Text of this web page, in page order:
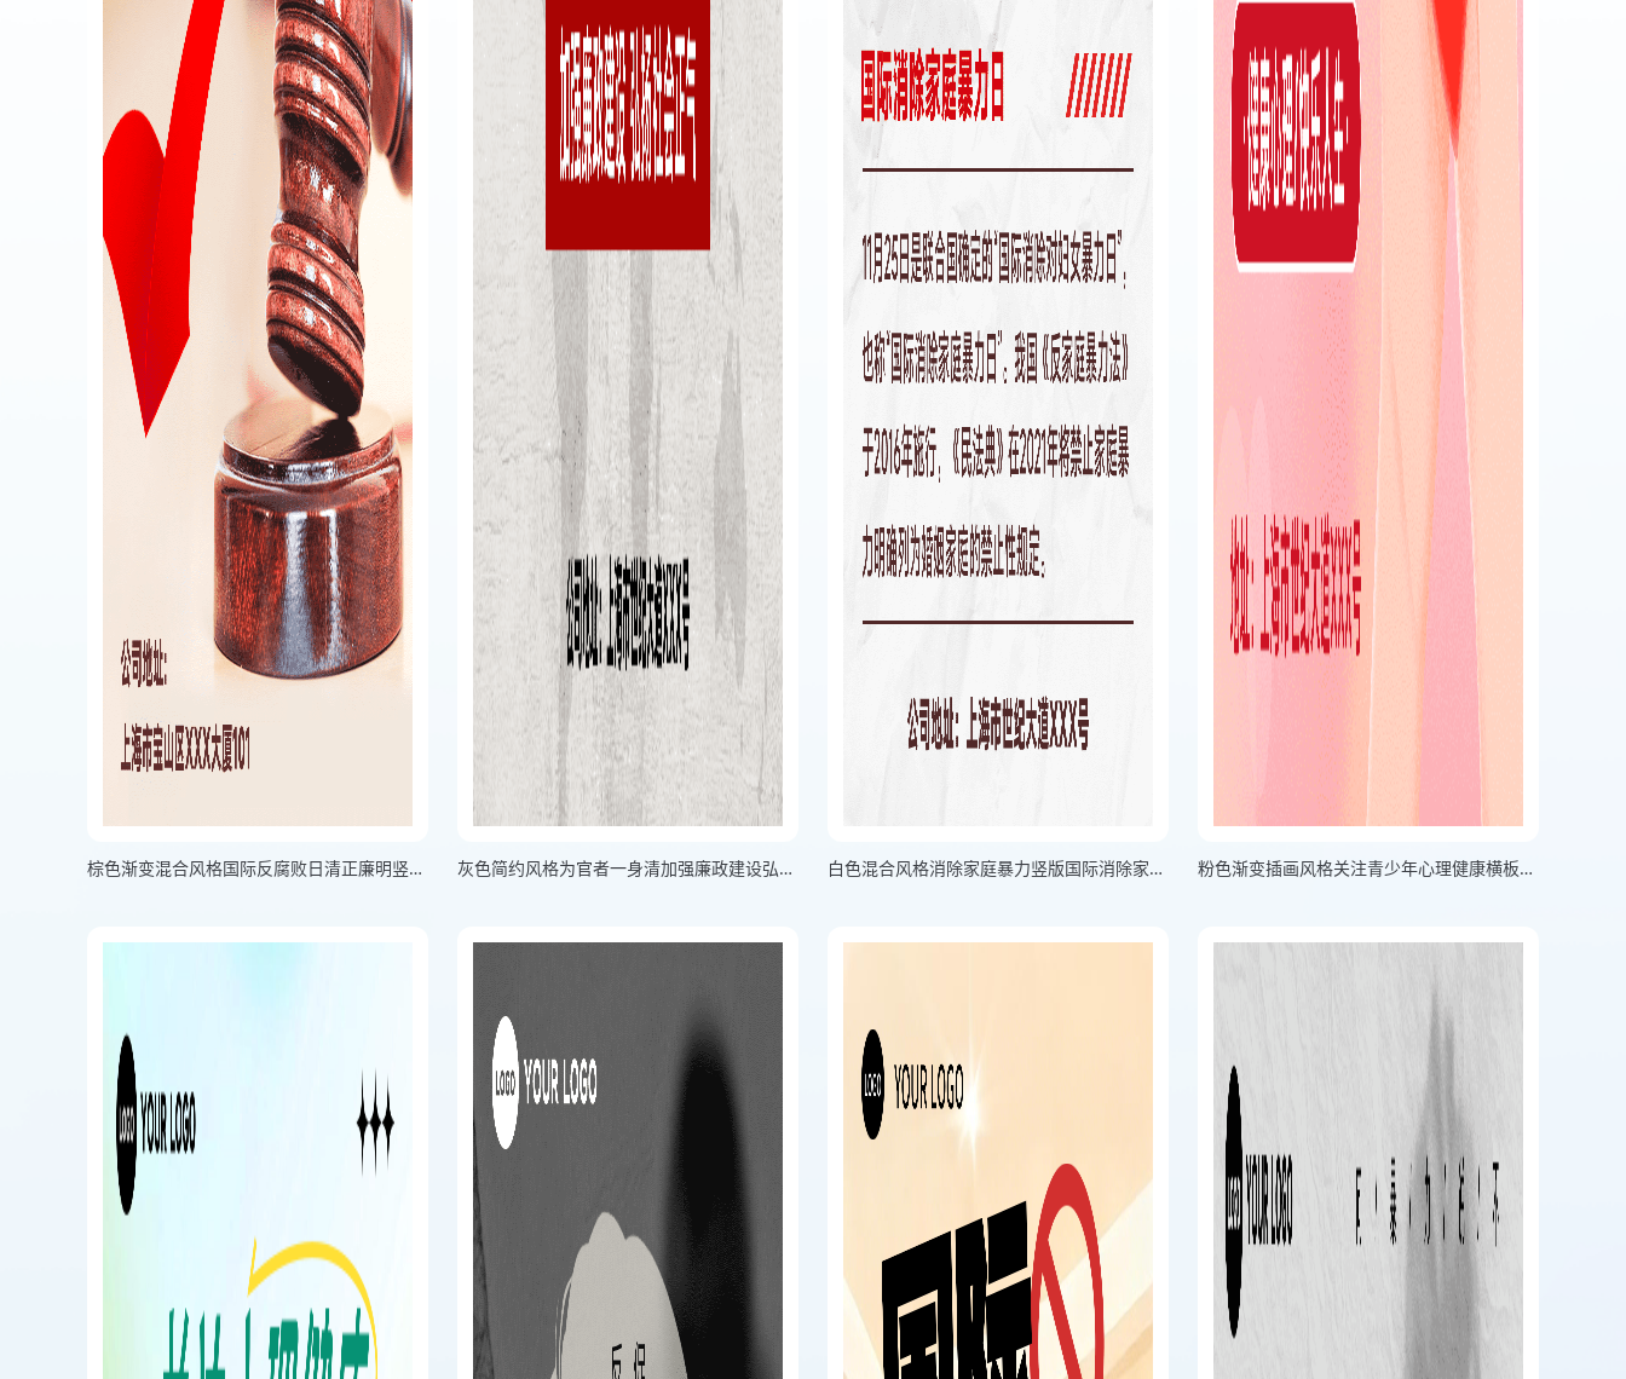
棕色渐变混合风格国际反腐败日清正廉明竖版国际反腐败日海报 灰色简约风格为官者一身清加强廉政建设弘扬社会正气横板国际反腐败日海报 白色混合风格消除家庭暴力竖版国际消除家庭暴力日海报 粉色渐变插画风格关注青少年心理健康横板关注心理健康海报